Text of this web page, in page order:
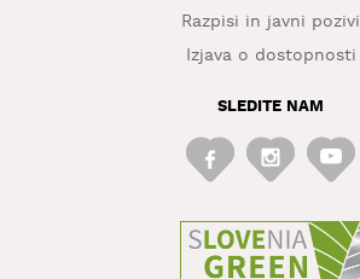
Razpisi in javni pozivi
Izjava o dostopnosti
SLEDITE NAM